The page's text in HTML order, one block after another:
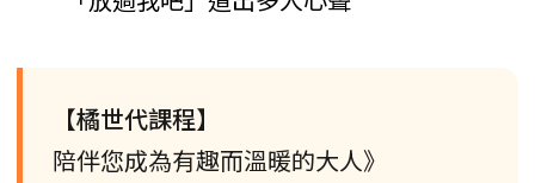
【橘世代課程】
陪伴您成為有趣而溫暖的大人》